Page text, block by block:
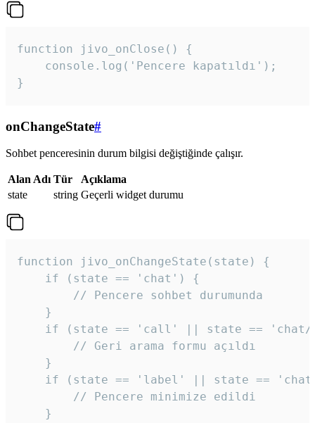
function jivo_onClose() {
    console.log('Pencere kapatıldı');
}
onChangeState#
Sohbet penceresinin durum bilgisi değiştiğinde çalışır.
Alan Adı Tür
Açıklama
state
string Geçerli widget durumu
function jivo_onChangeState(state) {
    if (state == 'chat') {
        // Pencere sohbet durumunda
    }
if (state == 'call' || state ==
        // Geri arama formu açıldı
    }
if (state == 'label' || state ==
        // Pencere minimize edildi
    }